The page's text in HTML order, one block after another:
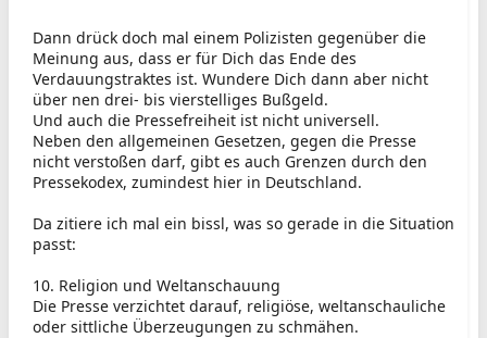
Dann drück doch mal einem Polizisten gegenüber die
Meinung aus, dass er für Dich das Ende des
Verdauungstraktes ist. Wundere Dich dann aber nicht
über nen drei- bis vierstelliges Bußgeld.
Und auch die Pressefreiheit ist nicht universell.
Neben den allgemeinen Gesetzen, gegen die Presse
nicht verstoßen darf, gibt es auch Grenzen durch den
Pressekodex, zumindest hier in Deutschland.
Da zitiere ich mal ein bissl, was so gerade in die Situation
passt:
10. Religion und Weltanschauung
Die Presse verzichtet darauf, religiöse, weltanschauliche
oder sittliche Überzeugungen zu schmähen.